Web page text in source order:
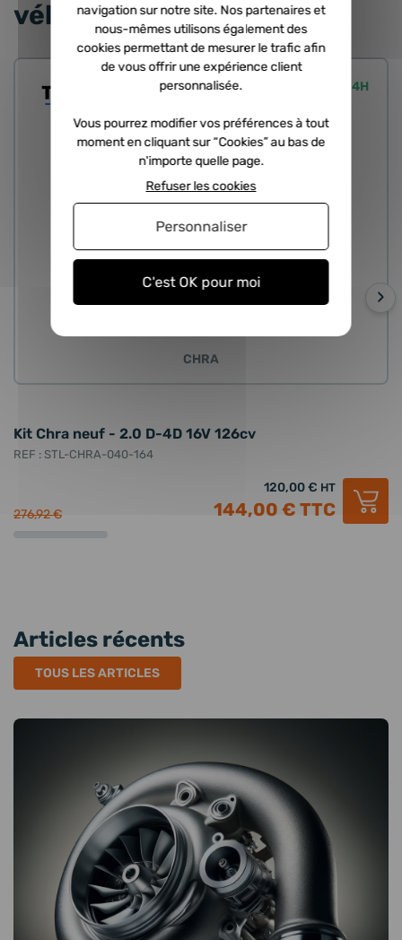
véhicule
›
Expédié sous 24H
CHRA
Kit Chra neuf - 2.0 D-4D 16V 126cv
REF : STL-CHRA-040-164
276,92 €
120,00 € HT
144,00 € TTC
Articles récents
TOUS LES ARTICLES
navigation sur notre site. Nos partenaires et
nous-mêmes utilisons également des
cookies permettant de mesurer le trafic afin
de vous offrir une expérience client
personnalisée.
Vous pourrez modifier vos préférences à tout
moment en cliquant sur “Cookies” au bas de
n'importe quelle page.
C'est OK pour moi
Refuser les cookies
Personnaliser